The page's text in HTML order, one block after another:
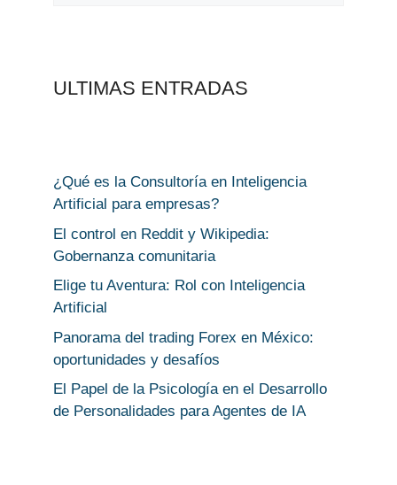
ULTIMAS ENTRADAS
¿Qué es la Consultoría en Inteligencia
Artificial para empresas?
El control en Reddit y Wikipedia:
Gobernanza comunitaria
Elige tu Aventura: Rol con Inteligencia
Artificial
Panorama del trading Forex en México:
oportunidades y desafíos
El Papel de la Psicología en el Desarrollo
de Personalidades para Agentes de IA